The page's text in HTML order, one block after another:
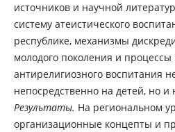
источников и научной
систему атеистического
республике, механизмы
молодого поколения и процессы
антирелигиозного воспитания
непосредственно на детей, но и
Результаты. На региональном
организационные концепты и